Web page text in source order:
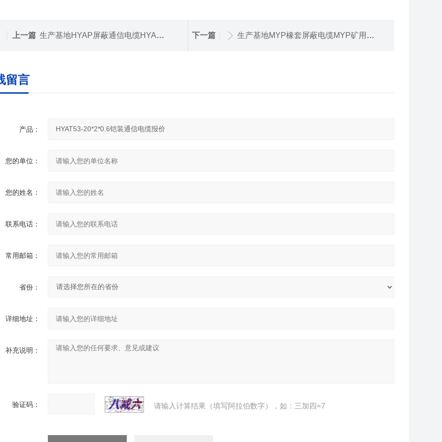
上一篇 生产基地HYAP屏蔽通信电缆HYAP电缆生产厂家 下一篇 生产基地MYP橡套屏蔽电缆MYP矿用橡套电缆
留言
产品：
您的单位：
您的姓名：
联系电话：
常用邮箱：
省份：
详细地址：
补充说明：
验证码： 请输入计算结果（填写阿拉伯数字），如：三加四=7